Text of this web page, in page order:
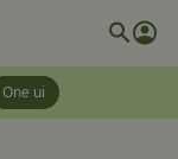
One ui